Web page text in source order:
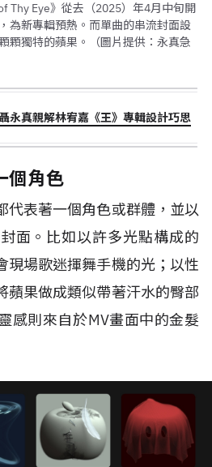
Thy Eye》從去（2025）年4月中旬開
為新專輯預熱。而單曲的串流封面設
顆獨特的蘋果。（圖片提供：永真急
永真親解林宥嘉《王》專輯設計巧思
個角色
代表著一個角色或群體，並以
面。比如以許多光點構成的
現場歌迷揮舞手機的光；以性
蘋果做成類似帶著汗水的臀部
感則來自於MV畫面中的金髮